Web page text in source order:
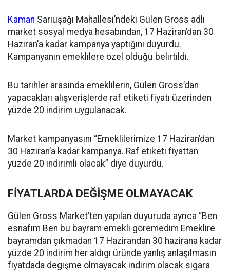
Kaman Sarıuşağı Mahallesi’ndeki Gülen Gross adlı
market sosyal medya hesabından, 17 Haziran’dan 30
Haziran’a kadar kampanya yaptığını duyurdu.
Kampanyanın emeklilere özel olduğu belirtildi.
Bu tarihler arasında emeklilerin, Gülen Gross’dan
yapacakları alışverişlerde raf etiketi fiyatı üzerinden
yüzde 20 indirim uygulanacak.
Market kampanyasını “Emeklilerimize 17 Haziran’dan
30 Haziran’a kadar kampanya. Raf etiketi fiyattan
yüzde 20 indirimli olacak” diye duyurdu.
FİYATLARDA DEĞİŞME OLMAYACAK
Gülen Gross Market’ten yapılan duyuruda ayrıca “Ben
esnafım Ben bu bayram emekli göremedim Emeklire
bayramdan çıkmadan 17 Hazirandan 30 hazirana kadar
yüzde 20 indirim her aldıgı üründe yanlış anlaşılmasın
fiyatdada degişme olmayacak indirim olacak sigara